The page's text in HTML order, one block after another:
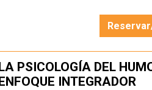
LA PSICOLOGÍA DEL
ENFOQUE INTEGRADOR